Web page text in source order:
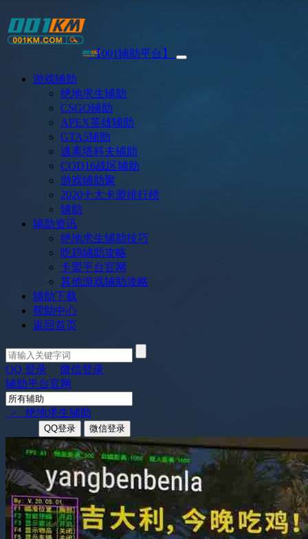
【001辅助平台】
游戏辅助
绝地求生辅助
CSGO辅助
APEX英雄辅助
GTA5辅助
逃离塔科夫辅助
COD16战区辅助
游戏辅助聚
2020十大卡盟排行榜
辅助
辅助资讯
绝地求生辅助技巧
吃鸡辅助攻略
卡盟平台官网
其他游戏辅助攻略
辅助下载
帮助中心
返回首页
QQ 登录
微信登录
辅助平台官网
> 绝地求生辅助
QQ登录 微信登录